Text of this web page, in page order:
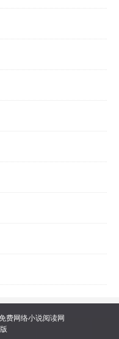
费网络小说阅读网